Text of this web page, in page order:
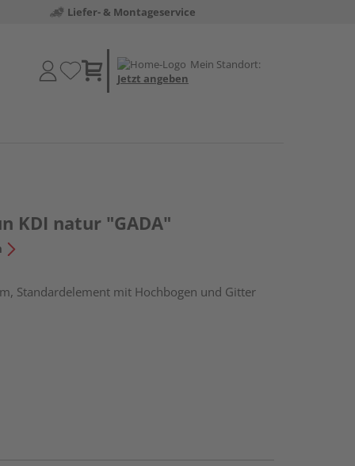
Liefer- & Montageservice
Mein Standort:
Jetzt angeben
KDI natur "GADA"
Standardelement mit Hochbogen und Gitter